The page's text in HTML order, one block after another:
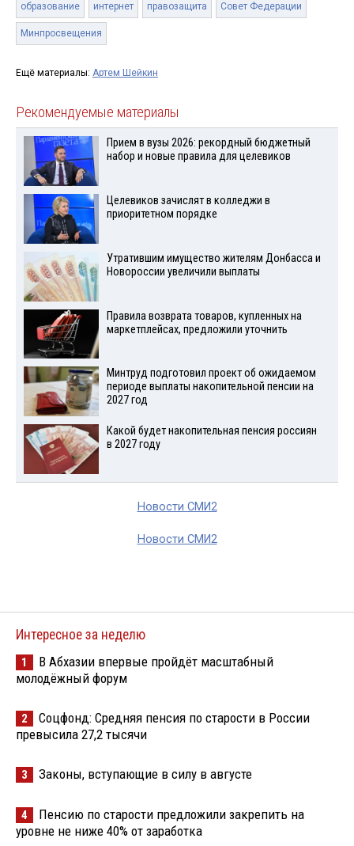
образование интернет правозащита Совет Федерации
Минпросвещения
Ещё материалы: Артем Шейкин
Рекомендуемые материалы
Прием в вузы 2026: рекордный бюджетный
набор и новые правила для целевиков
Целевиков зачислят в колледжи в
приоритетном порядке
Утратившим имущество жителям Донбасса и
Новороссии увеличили выплаты
Правила возврата товаров, купленных на
маркетплейсах, предложили уточнить
Минтруд подготовил проект об ожидаемом
периоде выплаты накопительной пенсии на
2027 год
Какой будет накопительная пенсия россиян
в 2027 году
Новости СМИ2
Новости СМИ2
Интересное за неделю
1
В Абхазии впервые пройдёт масштабный
молодёжный форум
2
Соцфонд: Средняя пенсия по старости в России
превысила 27,2 тысячи
3 Законы, вступающие в силу в августе
4
Пенсию по старости предложили закрепить на
уровне не ниже 40% от заработка